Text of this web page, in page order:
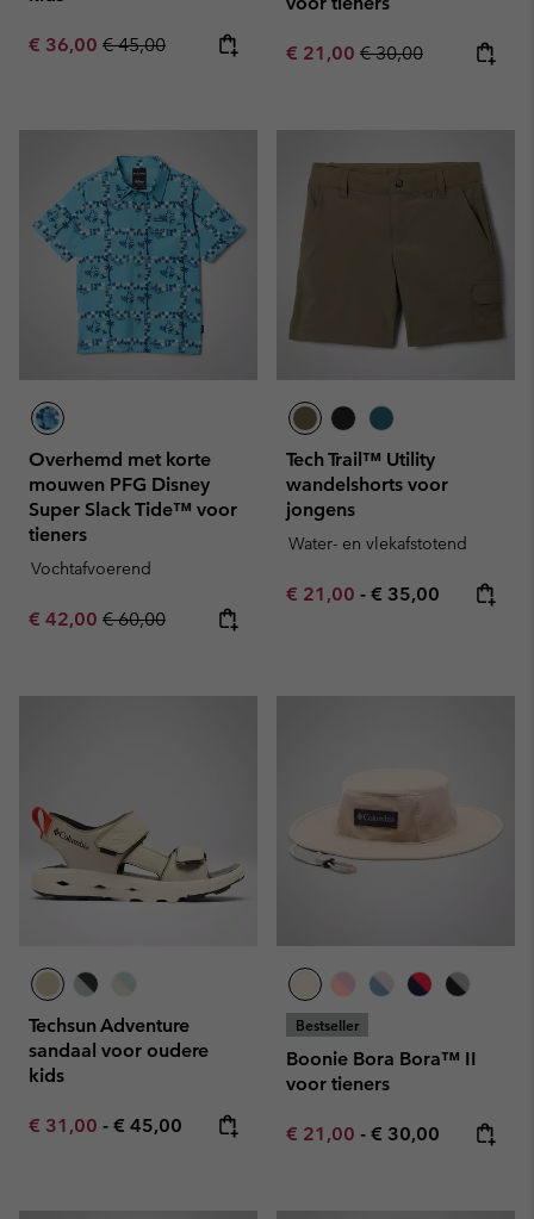
Sale price:
€ 36,00 Regular price:
€ 45,00 Sale price:
€ 21,00 Regular price:
€ 30,00
Overhemd met korte
mouwen PFG Disney
Super Slack Tide™ voor
tieners
Vochtafvoerend
Sale price:
€ 42,00 Regular price:
€ 60,00
Tech Trail™ Utility
wandelshorts voor
jongens
Water- en vlekafstotend
Minimum sale price:
€ 21,00 - Maximum price:
€ 35,00
Techsun Adventure
sandaal voor oudere
kids
Minimum sale price:
€ 31,00 - Maximum price:
€ 45,00
Bestseller
Boonie Bora Bora™ II
voor tieners
Minimum sale price:
€ 21,00 - Maximum price:
€ 30,00